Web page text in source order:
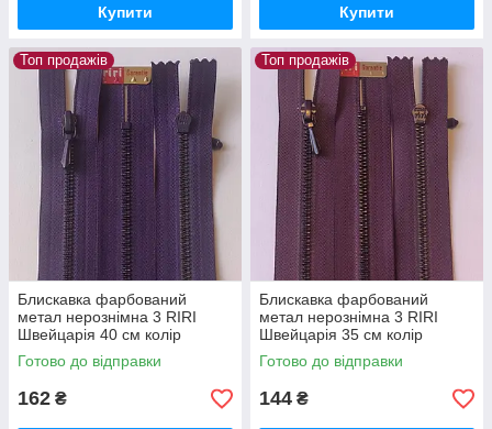
Купити Купити
Топ продажів
Блискавка фарбований
метал нерознімна 3 RIRI
Швейцарія 40 см колір
Темно-фіолетовий
Готово до відправки
162 ₴
Топ продажів
Блискавка фарбований
метал нерознімна 3 RIRI
Швейцарія 35 см колір
Баклажановий
Готово до відправки
144 ₴